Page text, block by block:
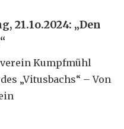
21.1o.2024: „Den
Kumpfmühl
„Vitusbachs“ – Von